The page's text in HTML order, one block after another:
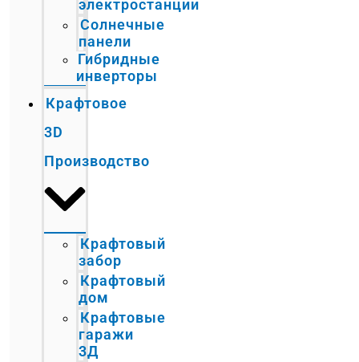
электростанции
Солнечные
панели
Гибридные
инверторы
Крафтовое
3D
Производство
Крафтовый
забор
Крафтовый
дом
Крафтовые
гаражи
3Д